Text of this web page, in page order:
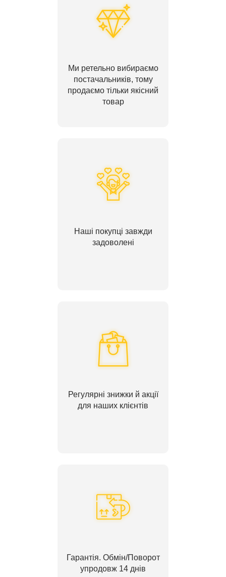
Ми ретельно вибираємо
постачальників, тому
продаємо тільки якісний
товар
Наші покупці завжди
задоволені
Регулярні знижки й акції
для наших клієнтів
Гарантія. Обмін/Поворот
упродовж 14 днів